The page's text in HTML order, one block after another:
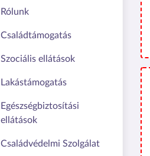
Rólunk
Családtámogatás
Szociális ellátások
Lakástámogatás
Egészségbiztosítási
ellátások
Családvédelmi Szolgálat